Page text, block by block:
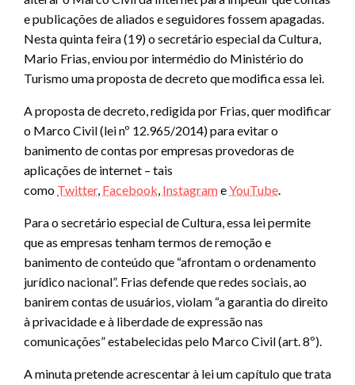
e publicações de aliados e seguidores fossem apagadas.
Nesta quinta feira (19) o secretário especial da Cultura,
Mario Frias, enviou por intermédio do Ministério do
Turismo uma proposta de decreto que modifica essa lei.
A proposta de decreto, redigida por Frias, quer modificar
o Marco Civil (lei nº 12.965/2014) para evitar o
banimento de contas por empresas provedoras de
aplicações de internet – tais
como Twitter, Facebook, InstagrameYouTube.
Para o secretário especial de Cultura, essa lei permite
que as empresas tenham termos de remoção e
banimento de conteúdo que “afrontam o ordenamento
jurídico nacional”. Frias defende que redes sociais, ao
banirem contas de usuários, violam “a garantia do direito
à privacidade e à liberdade de expressão nas
comunicações” estabelecidas pelo Marco Civil (art. 8º).
A minuta pretende acrescentar à lei um capítulo que trata